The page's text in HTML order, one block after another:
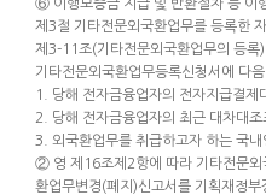
⑥ 이행보증금 지급 및 반환절차 등 이
제3절 기타전문외국환업무를 등록한
제3-11조(기타전문외국환업무의 등
기타전문외국환업무등록신청서에 다
1. 당해 전자금융업자의 전자지급결제
2. 당해 전자금융업자의 최근 대차대
3. 외국환업무를 취급하고자 하는 국내
② 영 제16조제2항에 따라 기타전문외
환업무변경(폐지)신고서를 기획재정